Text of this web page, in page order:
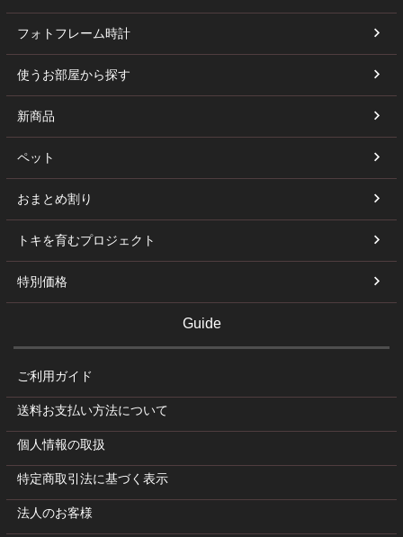
フォトフレーム時計
使うお部屋から探す
新商品
ペット
おまとめ割り
トキを育むプロジェクト
特別価格
Guide
ご利用ガイド
送料お支払い方法について
個人情報の取扱
特定商取引法に基づく表示
法人のお客様